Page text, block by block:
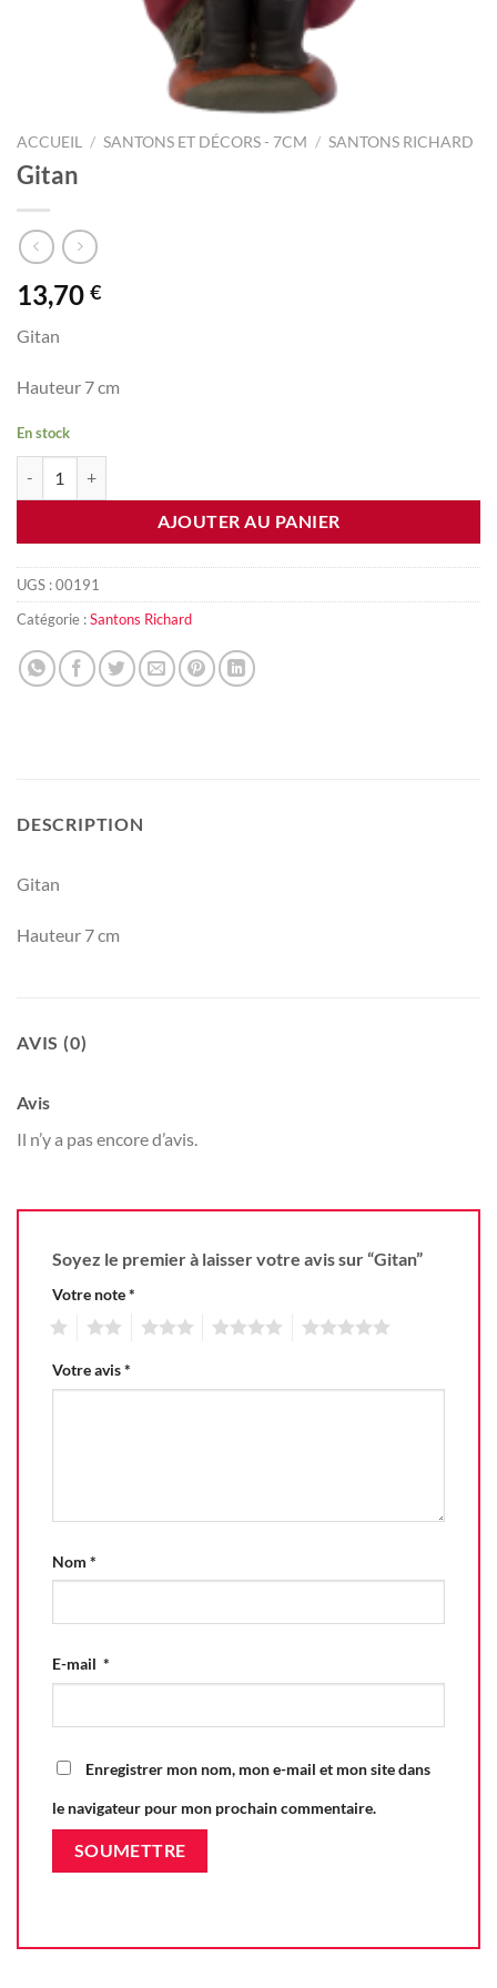
ACCUEIL / SANTONS ET DÉCORS - 7CM / SANTONS RICHARD
Gitan
13,70 €
Gitan
Hauteur 7 cm
En stock
AJOUTER AU PANIER
UGS :00191
Catégorie :Santons Richard
DESCRIPTION
Gitan
Hauteur 7 cm
AVIS (0)
Avis
Il n’y a pas encore d’avis.
Soyez le premier à laisser votre avis sur “Gitan”
Votre note*
Votre avis*
Nom *
E-mail *
Enregistrer mon nom, mon e-mail et mon site dans
le navigateur pour mon prochain commentaire.